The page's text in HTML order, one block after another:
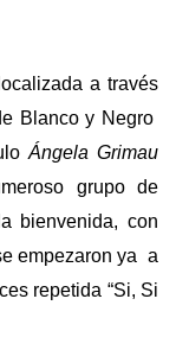
a través
Blanco y Negro
Ángela Grimau
grupo de
bienvenida, con
empezaron ya a
repetida “Si, Si